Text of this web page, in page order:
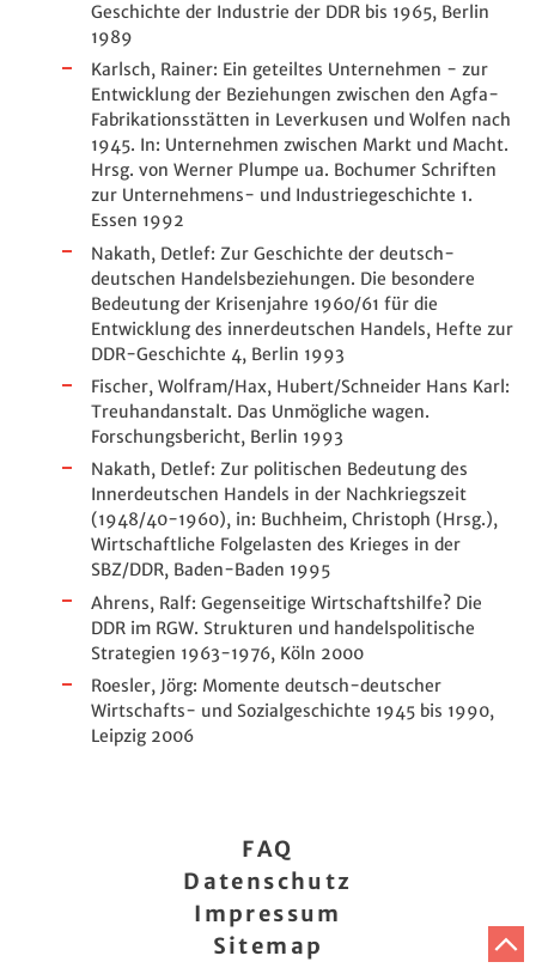
Geschichte der Industrie der DDR bis 1965, Berlin
1989
Karlsch, Rainer: Ein geteiltes Unternehmen - zur
Entwicklung der Beziehungen zwischen den Agfa-
Fabrikationsstätten in Leverkusen und Wolfen nach
1945. In: Unternehmen zwischen Markt und Macht.
Hrsg. von Werner Plumpe ua. Bochumer Schriften
zur Unternehmens- und Industriegeschichte 1.
Essen 1992
Nakath, Detlef: Zur Geschichte der deutsch-
deutschen Handelsbeziehungen. Die besondere
Bedeutung der Krisenjahre 1960/61 für die
Entwicklung des innerdeutschen Handels, Hefte zur
DDR-Geschichte 4, Berlin 1993
Fischer, Wolfram/Hax, Hubert/Schneider Hans Karl:
Treuhandanstalt. Das Unmögliche wagen.
Forschungsbericht, Berlin 1993
Nakath, Detlef: Zur politischen Bedeutung des
Innerdeutschen Handels in der Nachkriegszeit
(1948/40-1960), in: Buchheim, Christoph (Hrsg.),
Wirtschaftliche Folgelasten des Krieges in der
SBZ/DDR, Baden-Baden 1995
Ahrens, Ralf: Gegenseitige Wirtschaftshilfe? Die
DDR im RGW. Strukturen und handelspolitische
Strategien 1963-1976, Köln 2000
Roesler, Jörg: Momente deutsch-deutscher
Wirtschafts- und Sozialgeschichte 1945 bis 1990,
Leipzig 2006
FAQ
Datenschutz
Impressum
Sitemap